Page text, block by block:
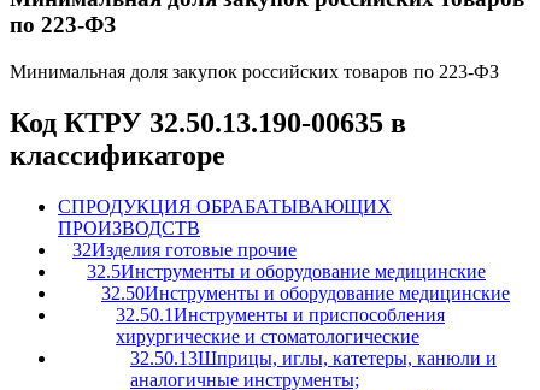
по 223-ФЗ
Минимальная доля закупок российских товаров по 223-ФЗ
Код КТРУ 32.50.13.190-00635 в
классификаторе
CПРОДУКЦИЯ ОБРАБАТЫВАЮЩИХ
ПРОИЗВОДСТВ
32Изделия готовые прочие
32.5Инструменты и оборудование медицинские
32.50Инструменты и оборудование медицинские
32.50.1Инструменты и приспособления
хирургические и стоматологические
32.50.13Шприцы, иглы, катетеры, канюли и
аналогичные инструменты;